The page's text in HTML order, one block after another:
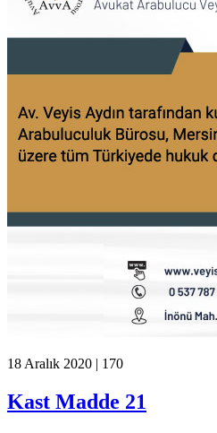
18 Aralık 2020 | 170
Kast Madde 21